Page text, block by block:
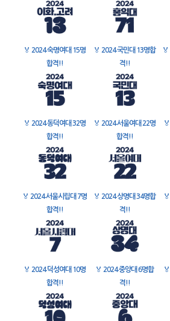
🏅 2024 숙명여대 15명
합격!!
🏅 2024 국민대 13명합
격!!
🏅
🏅 2024 동덕여대 32명
합격!!
🏅 2024 서울여대 22명
합격!!
🏅
🏅 2024 서울시립대 7명
합격!!
🏅 2024 상명대 34명합
격!!
🏅
🏅 2024 덕성여대 10명
합격!!
🏅 2024 중앙대 6명합
격!!
🏅